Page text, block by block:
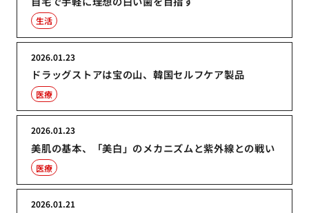
生活
ドラッグストアは宝の山、韓国セルフケア製品
2026.01.23
医療
美肌の基本、「美白」のメカニズムと紫外線との戦い
2026.01.23
医療
2026.01.21